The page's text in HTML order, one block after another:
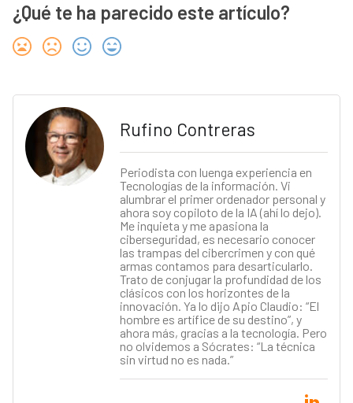
¿Qué te ha parecido este artículo?
Rufino Contreras
Periodista con luenga experiencia en
Tecnologías de la información. Vi
alumbrar el primer ordenador personal y
ahora soy copiloto de la IA (ahí lo dejo).
Me inquieta y me apasiona la
ciberseguridad, es necesario conocer
las trampas del cibercrimen y con qué
armas contamos para desarticularlo.
Trato de conjugar la profundidad de los
clásicos con los horizontes de la
innovación. Ya lo dijo Apio Claudio: “El
hombre es artífice de su destino”, y
ahora más, gracias a la tecnología. Pero
no olvidemos a Sócrates: “La técnica
sin virtud no es nada.”